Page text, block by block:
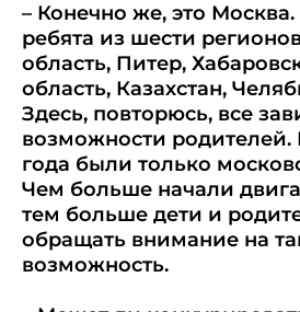
– Конечно же, это
ребята из шести
область, Питер,
область, Казахстан,
Здесь, повторюсь, все
возможности родителей.
года были только
Чем больше начали
тем больше дети и
обращать внимание на
возможность.